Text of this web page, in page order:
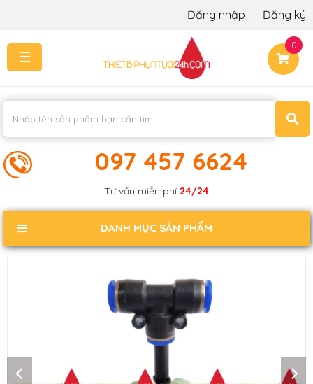
Đăng nhập Đăng ký
097 457 6624
Tư vấn miễn phí 24/24
DANH MỤC SẢN PHẨM
0
-
LẮP
HỒI
☰